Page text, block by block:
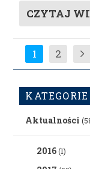
CZYTAJ
1 2
KATEGORIE
Aktualności
2016(1)